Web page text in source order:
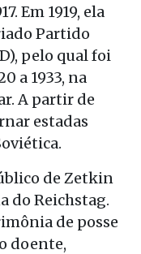
Em 1919, ela
Partido
pelo qual foi
a 1933, na
A partir de
estadas
de Zetkin
do Reichstag.
de posse
doente,